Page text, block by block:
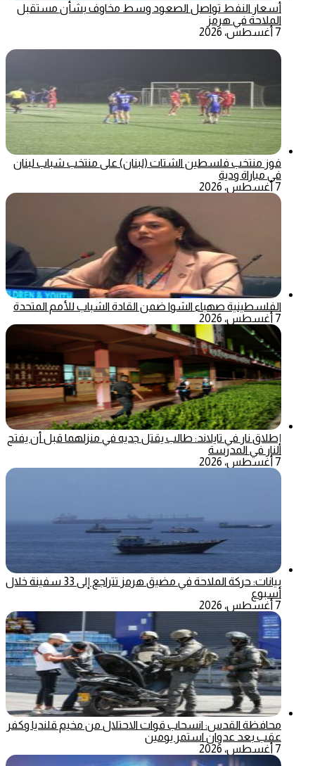
أسعار النفط تواصل الصعود وسط مخاوف بشأن مستقبل
الملاحة في هرمز
7 أغسطس، 2026
فوز منتخب فلسطين الشتات (لبنان) على منتخب شباب لبنان
في مباراة ودية
7 أغسطس، 2026
الفلسطينية صهباء الشوا ضمن القادة الشباب للأمم المتحدة
7 أغسطس، 2026
إطلاق نار في تايلاند: طالب يقتل جديه في منزلهما قبل أن يفتح
النار في المدرسة
7 أغسطس، 2026
بيانات: حركة الملاحة في مضيق هرمز تتراجع إلى 33 سفينة خلال
أسبوع
7 أغسطس، 2026
محافظة القدس: انسحاب قوات الاحتلال من مخيم قلنديا وكفر
عقب بعد عدوان استمر يومين
7 أغسطس، 2026